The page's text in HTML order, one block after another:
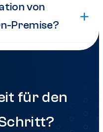
von
Premise?
für den